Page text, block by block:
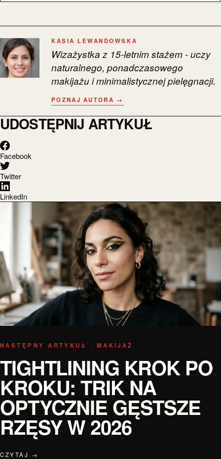
KASIA LEWANDOWSKA
Wizażystka z 15-letnim stażem - uczy
naturalnego, ponadczasowego
makijażu i minimalistycznej pielęgnacji.
POZNAJ AUTORA →
UDOSTĘPNIJ ARTYKUŁ
Facebook
Twitter
LinkedIn
NASTĘPNY ARTYKUŁ · MAKIJAŻ
TIGHTLINING KROK PO
KROKU: TRIK NA
OPTYCZNIE GĘSTSZE
RZĘSY W 2026
CZYTAJ →